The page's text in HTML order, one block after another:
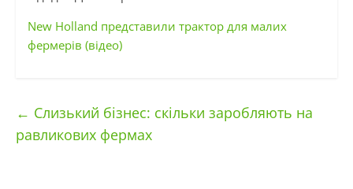
New Holland представили трактор для малих
фермерів (відео)
← Слизький бізнес: скільки заробляють на
равликових фермах